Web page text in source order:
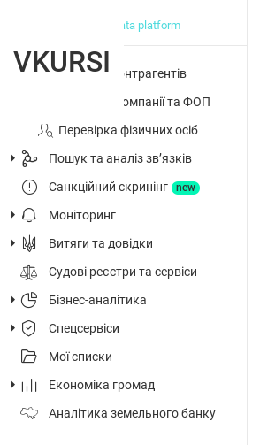
big data platform
Перевірка контрагентів
Досьє на компанії та ФОП
Перевірка фізичних осіб
Пошук та аналіз звʼязків
Санкційний скринінг
new
Моніторинг
Витяги та довідки
Судові реєстри та сервіси
Бізнес-аналітика
Спецсервіси
Мої списки
Економіка громад
Аналітика земельного банку
VKURSI